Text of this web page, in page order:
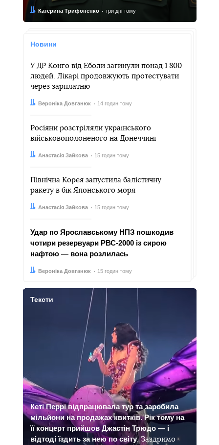
Автор:Катерина Трифоненко
Дата: три дні тому
Новини
У ДР Конго від Еболи загинули понад 1 800
людей. Лікарі продовжують протестувати
через зарплатню
Автор:Вероніка Довганюк
Дата: 14 годин тому
Росіяни розстріляли українського
військовополоненого на Донеччині
Автор:Анастасія Зайкова
Дата: 15 годин тому
Північна Корея запустила балістичну
ракету в бік Японського моря
Автор:Анастасія Зайкова
Дата: 15 годин тому
Удар по Ярославському НПЗ пошкодив
чотири резервуари РВС-2000 із сирою
нафтою — вона розлилась
Автор:Вероніка Довганюк
Дата: 15 годин тому
Тексти
Кеті Перрі відпрацювала тур та заробила
мільйони на продажах квитків. Рік тому на
її концерт прийшов Джастін Трюдо — і
відтоді їздить за нею по світу. Заздримо